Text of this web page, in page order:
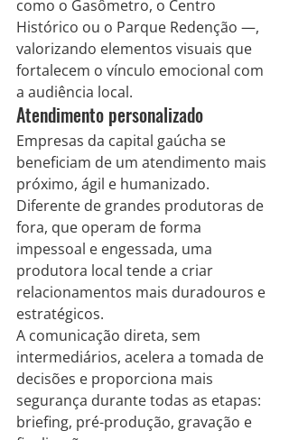
como o Gasômetro, o Centro
Histórico ou o Parque Redenção —,
valorizando elementos visuais que
fortalecem o vínculo emocional com
a audiência local.
Atendimento personalizado
Empresas da capital gaúcha se
beneficiam de um atendimento mais
próximo, ágil e humanizado.
Diferente de grandes produtoras de
fora, que operam de forma
impessoal e engessada, uma
produtora local tende a criar
relacionamentos mais duradouros e
estratégicos.
A comunicação direta, sem
intermediários, acelera a tomada de
decisões e proporciona mais
segurança durante todas as etapas:
briefing, pré-produção, gravação e